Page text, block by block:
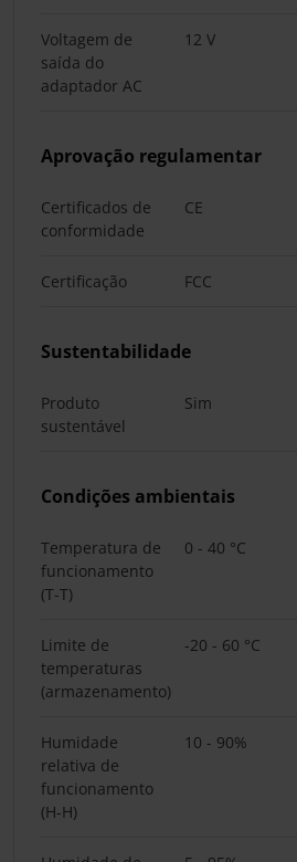
Voltagem de
saída do
adaptador AC
12 V
Aprovação regulamentar
Certificados de
conformidade
CE
Certificação FCC
Sustentabilidade
Produto
sustentável
Sim
Condições ambientais
Temperatura de
funcionamento
(T-T)
0 - 40 °C
Limite de
temperaturas
(armazenamento)
-20 - 60 °C
Humidade
relativa de
funcionamento
(H-H)
10 - 90%